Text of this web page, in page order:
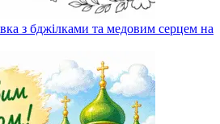
з бджілками та медовим серцем на